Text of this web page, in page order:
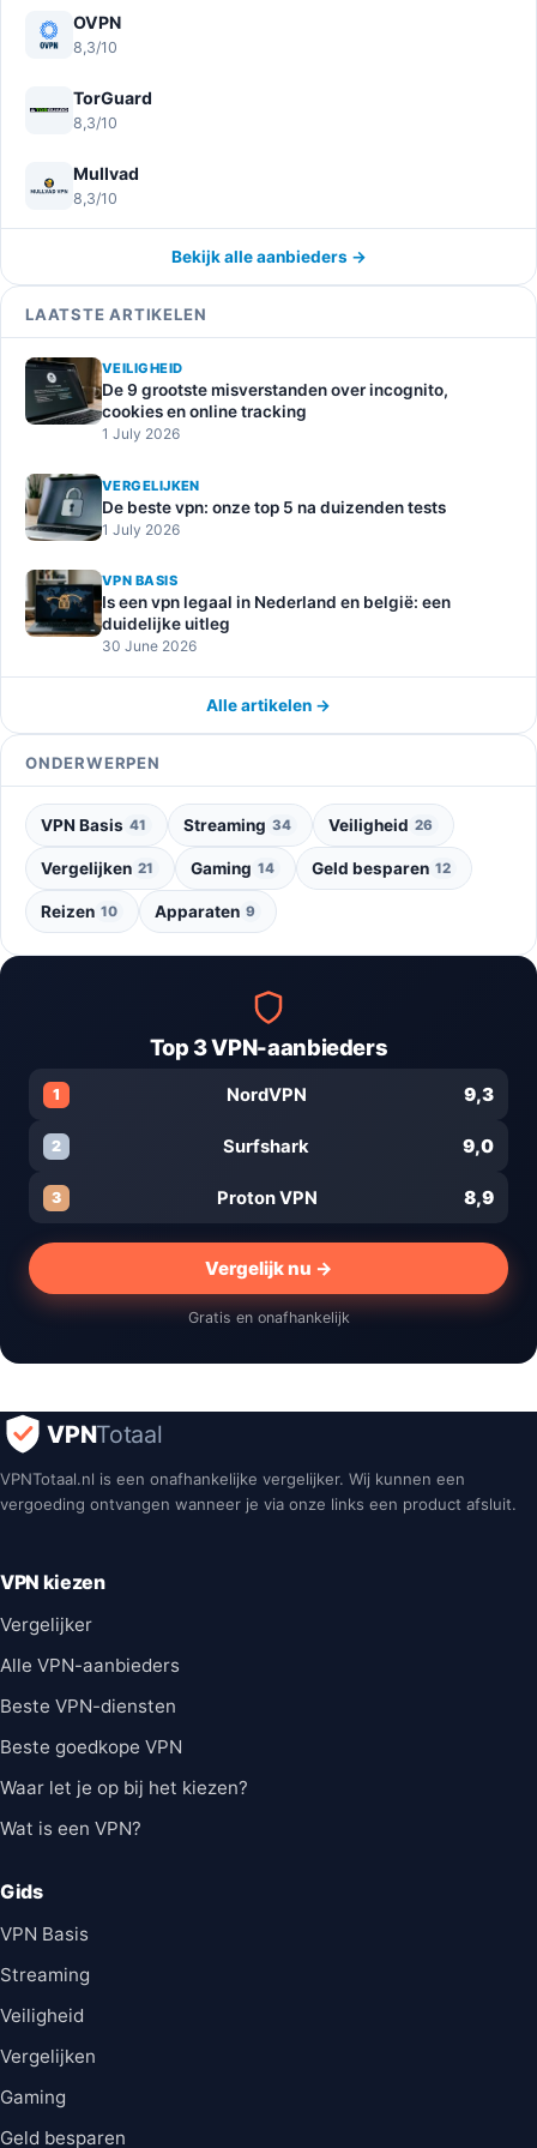
OVPN
8,3/10
TorGuard
8,3/10
Mullvad
8,3/10
Bekijk alle aanbieders →
LAATSTE ARTIKELEN
VEILIGHEID
De 9 grootste misverstanden over incognito,
cookies en online tracking
1 July 2026
VERGELIJKEN
De beste vpn: onze top 5 na duizenden tests
1 July 2026
VPN BASIS
Is een vpn legaal in Nederland en belgië: een
duidelijke uitleg
30 June 2026
Alle artikelen →
ONDERWERPEN
VPN Basis 41 Streaming 34 Veiligheid 26
Vergelijken 21 Gaming 14 Geld besparen 12
Reizen 10 Apparaten 9
Top 3 VPN-aanbieders
1 NordVPN 9,3
2 Surfshark 9,0
3 Proton VPN 8,9
Vergelijk nu →
Gratis en onafhankelijk
VPNTotaal
VPNTotaal.nl is een onafhankelijke vergelijker. Wij kunnen een
vergoeding ontvangen wanneer je via onze links een product afsluit.
VPN kiezen
Vergelijker
Alle VPN-aanbieders
Beste VPN-diensten
Beste goedkope VPN
Waar let je op bij het kiezen?
Wat is een VPN?
Gids
VPN Basis
Streaming
Veiligheid
Vergelijken
Gaming
Geld besparen